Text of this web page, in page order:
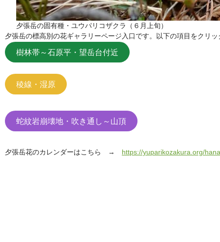
夕張岳の固有種・ユウパリコザクラ（６月上旬）
夕張岳の標高別の花ギャラリーページ入口です。以下の項目をクリ
樹林帯～石原平・望岳台付近
稜線・湿原
蛇紋岩崩壊地・吹き通し～山頂
夕張岳花のカレンダーはこちら → https://yuparikozakura.org/